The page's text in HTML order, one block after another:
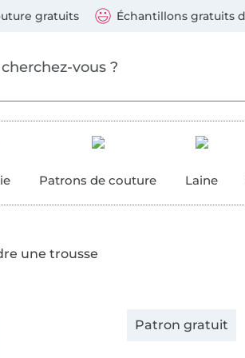
gratuits Échantillons gratuits
Patrons de couture Laine
une trousse
Patron gratuit
suivants : Visa, Mastercard, Carte